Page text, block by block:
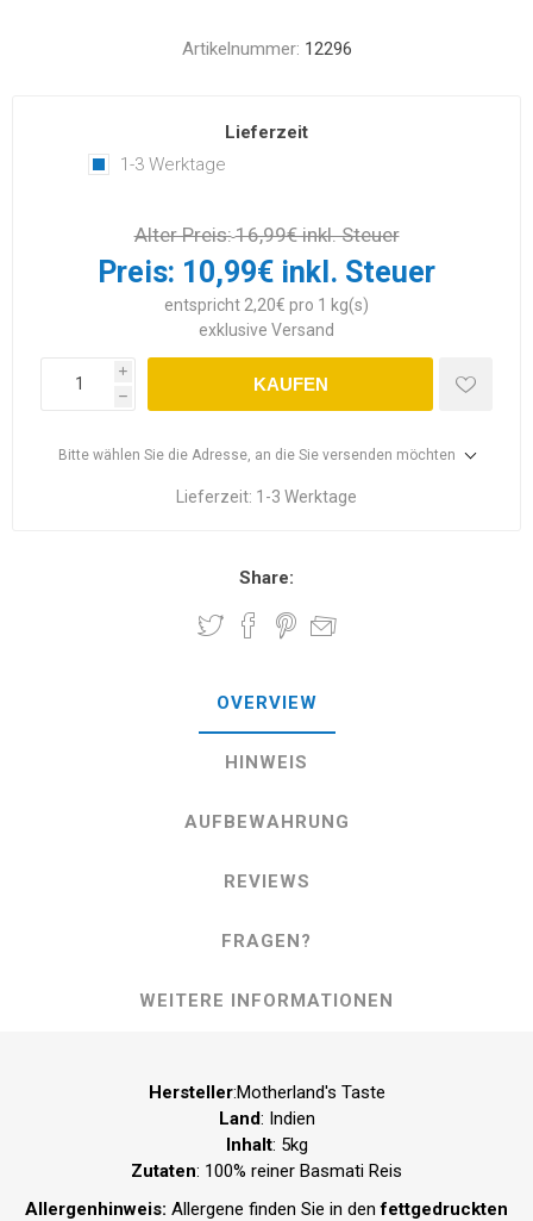
Artikelnummer: 12296
Lieferzeit
1-3 Werktage
Alter Preis:16,99€ inkl. Steuer
Preis: 10,99€ inkl. Steuer
entspricht 2,20€ pro 1 kg(s)
exklusive Versand
i
h
KAUFEN
Bitte wählen Sie die Adresse, an die Sie versenden möchten
Lieferzeit: 1-3 Werktage
Share:
OVERVIEW
HINWEIS
AUFBEWAHRUNG
REVIEWS
FRAGEN?
WEITERE INFORMATIONEN
Hersteller:Motherland's Taste
Land: Indien
Inhalt: 5kg
Zutaten: 100% reiner Basmati Reis
Allergenhinweis: Allergene finden Sie in denfettgedruckten